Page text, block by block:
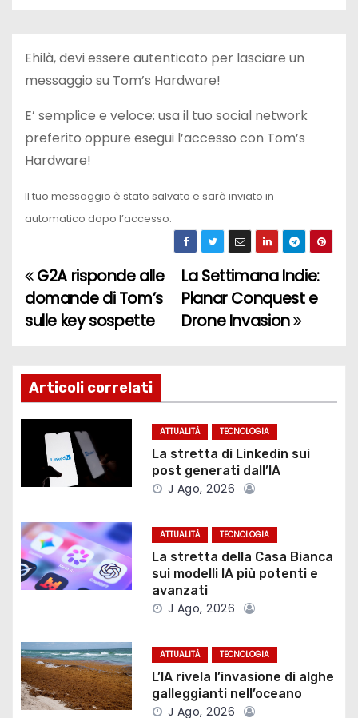
Ehilà, devi essere autenticato per lasciare un
messaggio su Tom’s Hardware!
E’ semplice e veloce: usa il tuo social network
preferito oppure esegui l’accesso con Tom’s
Hardware!
Il tuo messaggio è stato salvato e sarà inviato in
automatico dopo l’accesso.
N
a
i
g
z
i
o
n
a
r
La Settimana Indie:
Planar Conquest e
Drone Invasion
G2A risponde alle
domande di Tom’s
sulle key sospette
Articoli correlati
ATTUALITÀ TECNOLOGIA
La stretta di Linkedin sui
post generati dall’IA
J Ago, 2026
ATTUALITÀ TECNOLOGIA
La stretta della Casa Bianca
sui modelli IA più potenti e
avanzati
J Ago, 2026
ATTUALITÀ TECNOLOGIA
L’IA rivela l’invasione di alghe
galleggianti nell’oceano
J Ago, 2026